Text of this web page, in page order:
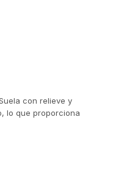
con relieve y
lo que proporciona